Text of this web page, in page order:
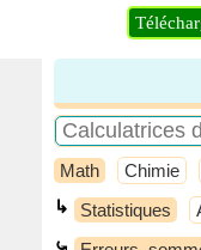
Math Chimie
↳ Statistiques